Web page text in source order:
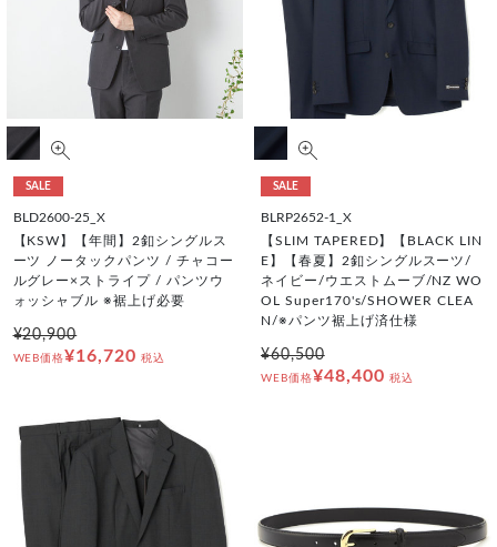
SALE
BLD2600-25_X
【KSW】【年間】2釦シングルス
ーツ ノータックパンツ / チャコー
ルグレー×ストライプ / パンツウ
ォッシャブル ※裾上げ必要
¥20,900
WEB価格¥16,720 税込
SALE
BLRP2652-1_X
【SLIM TAPERED】【BLACK LIN
E】【春夏】2釦シングルスーツ/
ネイビー/ウエストムーブ/NZ WO
OL Super170's/SHOWER CLEA
N/※パンツ裾上げ済仕様
¥60,500
WEB価格¥48,400 税込